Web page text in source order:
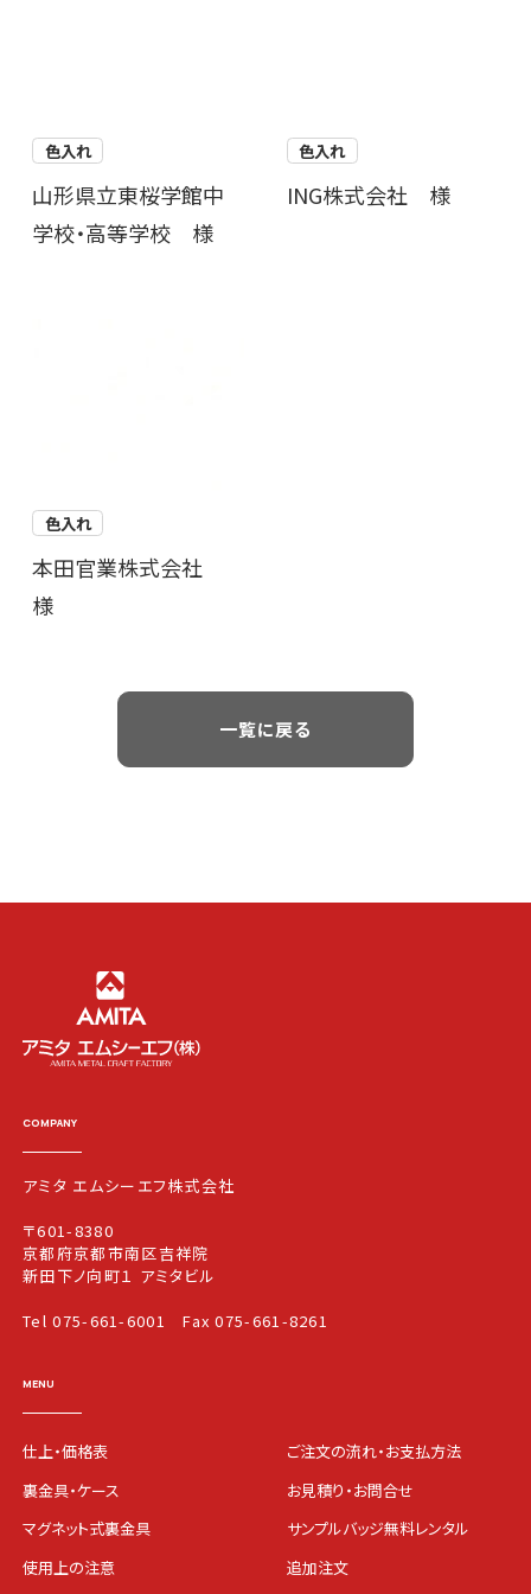
色入れ
山形県立東桜学館中
学校・高等学校 様
色入れ
ING株式会社 様
色入れ
本田官業株式会社
様
一覧に戻る
COMPANY
アミタ エムシーエフ株式会社
〒601-8380
京都府京都市南区吉祥院
新田下ノ向町１ アミタビル
Tel 075-661-6001Fax 075-661-8261
MENU
仕上・価格表
裏金具・ケース
マグネット式裏金具
使用上の注意
ご注文の流れ・お支払方法
お見積り・お問合せ
サンプルバッジ無料レンタル
追加注文